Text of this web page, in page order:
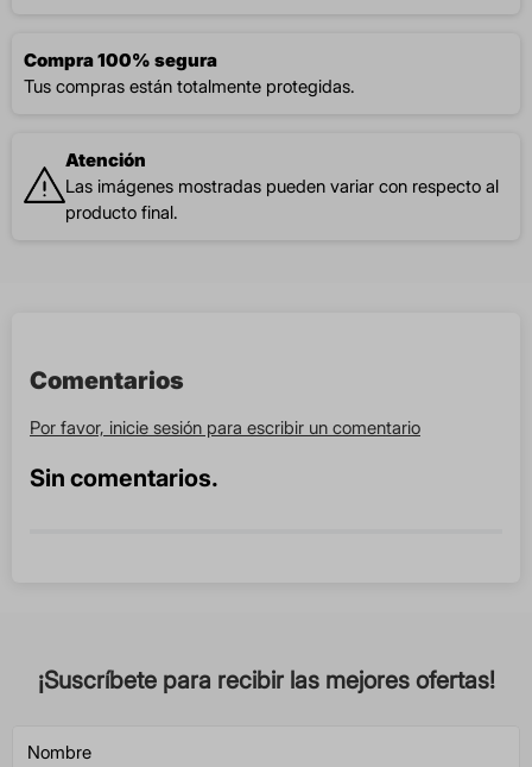
Compra 100% segura
Tus compras están totalmente protegidas.
Atención
Las imágenes mostradas pueden variar con respecto al
producto final.
Comentarios
Por favor, inicie sesión para escribir un comentario
Sin comentarios.
¡Suscríbete para recibir las mejores ofertas!